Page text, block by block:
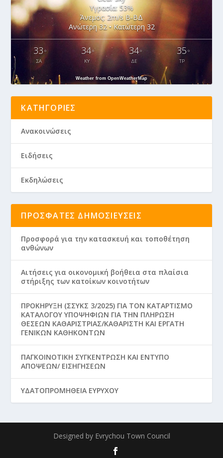
Υγρασία: 53%
Άνεμος: 2m/s Β-ΒΔ
Ανώτερη 32 • Κατώτερη 32
33 °
ΣΑ
34°
ΚΥ
34°
ΔΕ
35 °
ΤΡ
Weather from OpenWeatherMap
ΚΑΤΗΓΟΡΊΕΣ
Ανακοινώσεις
Ειδήσεις
Εκδηλώσεις
ΠΡΌΣΦΑΤΕΣ ΔΗΜΟΣΙΕΎΣΕΙΣ
Προσφορά για την κατασκευή και τοποθέτηση
ανθώνων
Aιτήσεις για οικονομική βοήθεια στα πλαίσια
στήριξης των κατοίκων κοινοτήτων
ΠΡΟΚΗΡΥΞΗ (ΣΣΥΚΣ 3/2025) ΓΙΑ ΤΟΝ ΚΑΤΑΡΤΙΣΜΟ
ΚΑΤΑΛΟΓΟΥ ΥΠΟΨΗΦΙΩΝ ΓΙΑ ΤΗΝ ΠΛΗΡΩΣΗ
ΘΕΣΕΩΝ ΚΑΘΑΡΙΣΤΡΙΑΣ/ΚΑΘΑΡΙΣΤΗ ΚΑΙ ΕΡΓΑΤΗ
ΓΕΝΙΚΩΝ ΚΑΘΗΚΟΝΤΩΝ
ΠΑΓΚΟΙΝΟΤΙΚΗ ΣΥΓΚΕΝΤΡΩΣΗ ΚΑΙ ΕΝΤΥΠΟ
ΑΠΟΨΕΩΝ/ ΕΙΣΗΓΗΣΕΩΝ
ΥΔΑΤΟΠΡΟΜΗΘΕΙΑ ΕΥΡΥΧΟΥ
Designed by Evrychou Town Council